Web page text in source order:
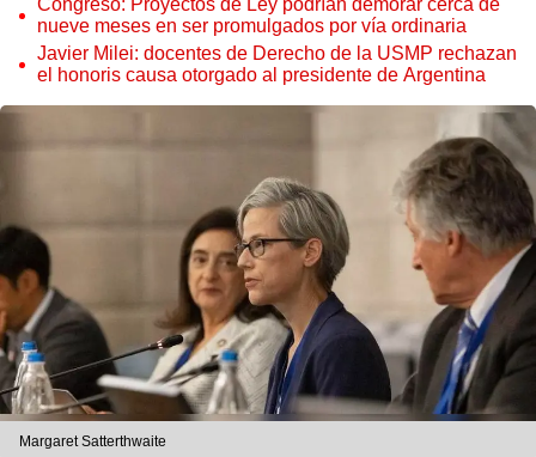
nueve meses en ser promulgados por vía ordinaria
Javier Milei: docentes de Derecho de la USMP rechazan
el honoris causa otorgado al presidente de Argentina
Margaret Satterthwaite